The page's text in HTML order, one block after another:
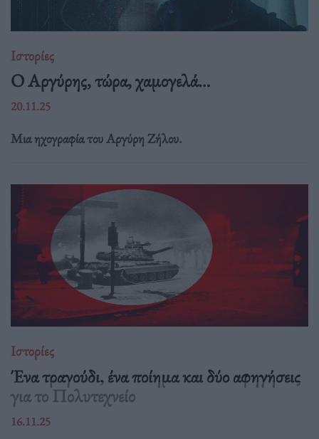
Ιστορίες
Ο Αργύρης, τώρα, χαμογελά…
20.11.25
Μια ηχογραφία του Αργύρη Ζήλου.
Ιστορίες
Ένα τραγούδι, ένα ποίημα και δύο αφηγήσεις
για το Πολυτεχνείο
16.11.25